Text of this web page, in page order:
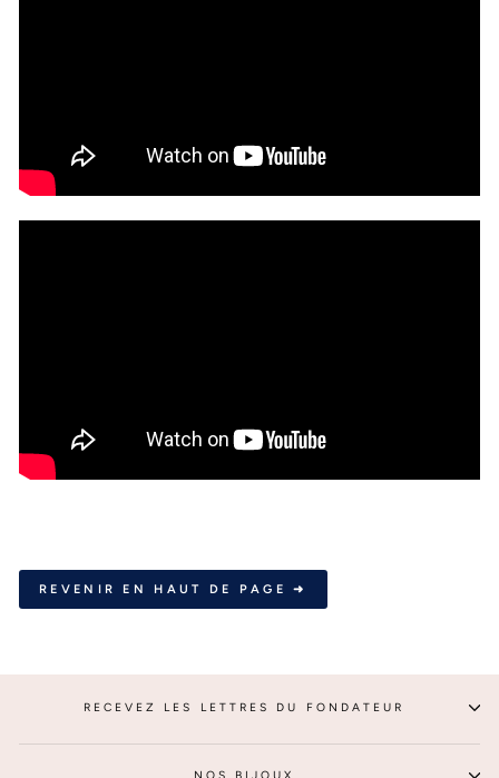
REVENIR EN HAUT DE PAGE ➜
RECEVEZ LES LETTRES DU FONDATEUR